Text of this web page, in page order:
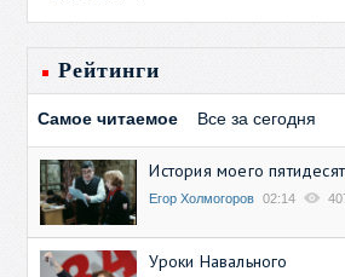
Рейтинги
Самое читаемое Все за сегодня
История моего
Егор Холмогоров 02:14
Уроки Навального